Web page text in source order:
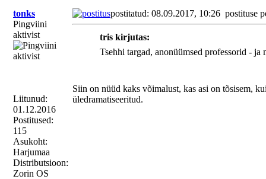
tonks
Pingviini
aktivist
Liitunud:
01.12.2016
Postitused:
115
Asukoht:
Harjumaa
Distributsioon:
Zorin OS
postitatud: 08.09.2017, 10:26 postituse
tris kirjutas:
Tsehhi targad, anonüümsed professorid -
Siin on nüüd kaks võimalust, kas asi on tõsisem,
üledramatiseeritud.